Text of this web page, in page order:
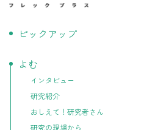
ピックアップ
よむ
インタビュー
研究紹介
おしえて！研究者さん
研究の現場から